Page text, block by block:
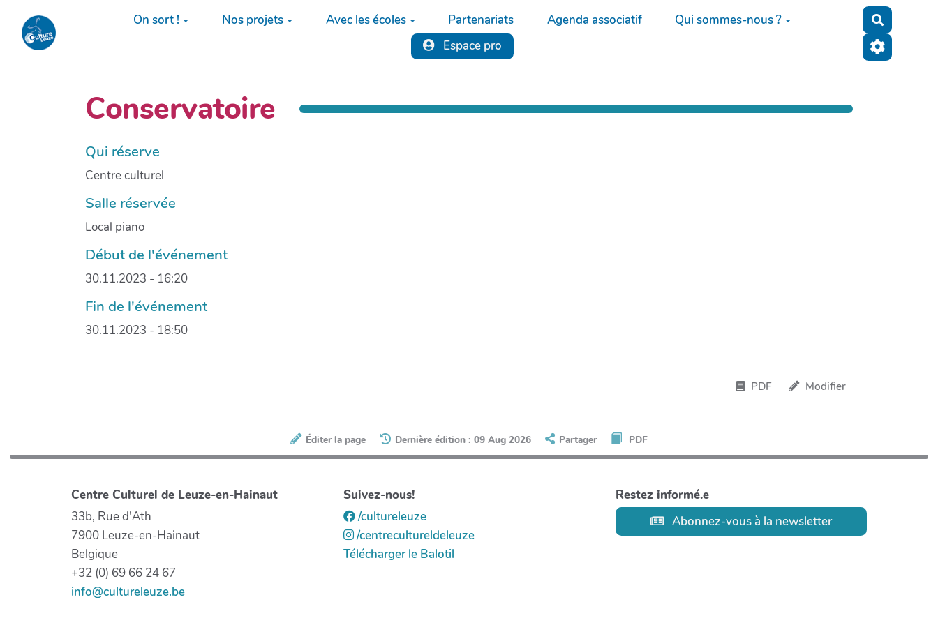
Aller au contenu principalOn sort ! Nos projets Avec les écoles Partenariats Agenda associatif
Qui sommes-nous ?
Espace pro
Conservatoire
Qui réserve
Centre culturel
Salle réservée
Local piano
Début de l'événement
30.11.2023 - 16:20
Fin de l'événement
30.11.2023 - 18:50
PDF Modifier
Éditer la page Dernière édition : 09 Aug 2026 Partager PDF
Centre Culturel de Leuze-en-Hainaut
33b, Rue d'Ath
7900 Leuze-en-Hainaut
Belgique
+32 (0) 69 66 24 67
info@cultureleuze.be
Suivez-nous!
/cultureleuze
/centrecultureldeleuze
Télécharger le Balotil
Restez informé.e
Abonnez-vous à la newsletter